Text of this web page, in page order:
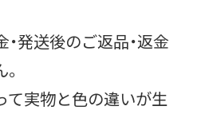
発送後のご返品・返金
て実物と色の違いが生